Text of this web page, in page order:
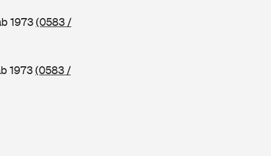
1973(0583 /
1973(0583 /